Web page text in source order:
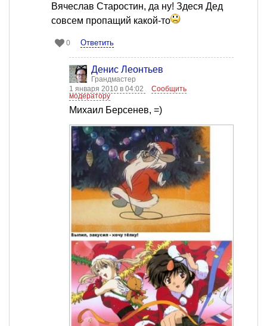
Вячеслав Старостин, да ну! Здеся Дед
совсем пропащий какой-то
0 Ответить
Денис Леонтьев
Грандмастер
1 января 2010 в 04:02
Сообщить
модератору
Михаил Берсенев, =)